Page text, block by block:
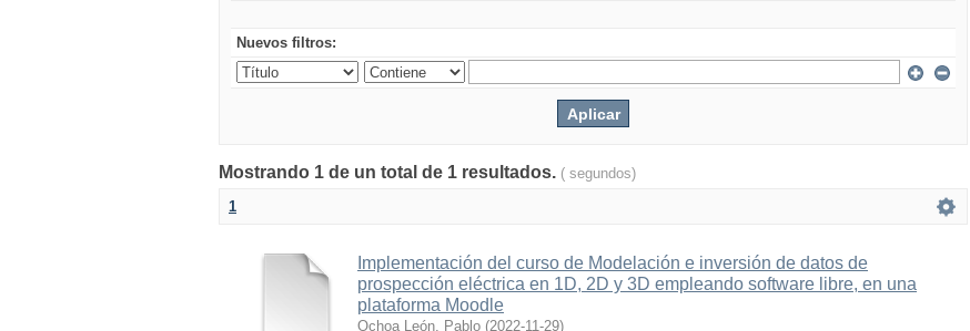
Nuevos filtros:
Mostrando 1 de un total de 1 resultados. ( segundos)
1
Implementación del curso de Modelación e inversión de datos de
prospección eléctrica en 1D, 2D y 3D empleando software libre, en una
plataforma Moodle
Ochoa León, Pablo (2022-11-29)